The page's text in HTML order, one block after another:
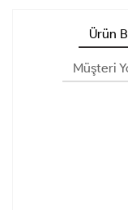
Ürün
Müşteri